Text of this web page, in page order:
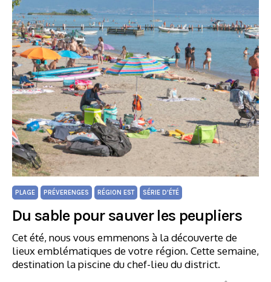
PLAGE PRÉVERENGES RÉGION EST SÉRIE D'ÉTÉ
Du sable pour sauver les peupliers
Cet été, nous vous emmenons à la découverte de
lieux emblématiques de votre région. Cette semaine,
destination la piscine du chef-lieu du district.